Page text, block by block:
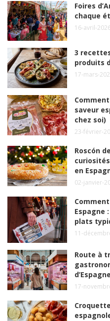
Foires
chaque
16-avril-
3
produits
17-mars-
saveur
chez soi)
23-février-
Roscón
en
02-janvier-
Espagne
plats
11-
Route à
d’Espagne
17-